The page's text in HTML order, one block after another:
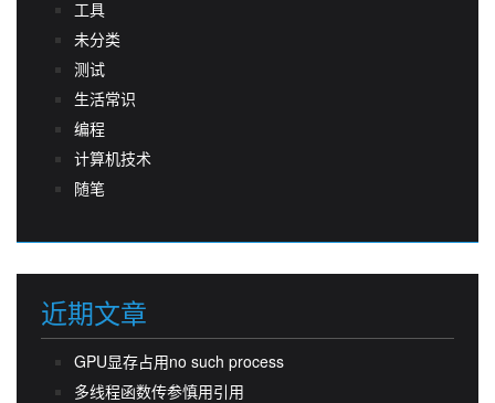
工具
未分类
测试
生活常识
编程
计算机技术
随笔
近期文章
GPU显存占用no such process
多线程函数传参慎用引用